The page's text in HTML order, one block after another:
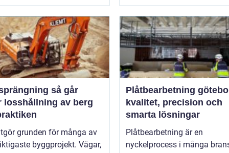
så går
losshållning av berg
grunden för många av
byggprojekt. Vägar,
Plåtbearbetning
kvalitet, precision och
smarta lösningar
Plåtbearbetning är en
nyckelprocess i många